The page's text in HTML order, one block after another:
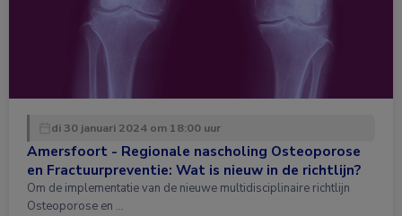
di 30 januari 2024 om 18:00 uur
Amersfoort - Regionale nascholing Osteoporose
en Fractuurpreventie: Wat is nieuw in de richtlijn?
Om de implementatie van de nieuwe multidisciplinaire richtlijn
Osteoporose en …